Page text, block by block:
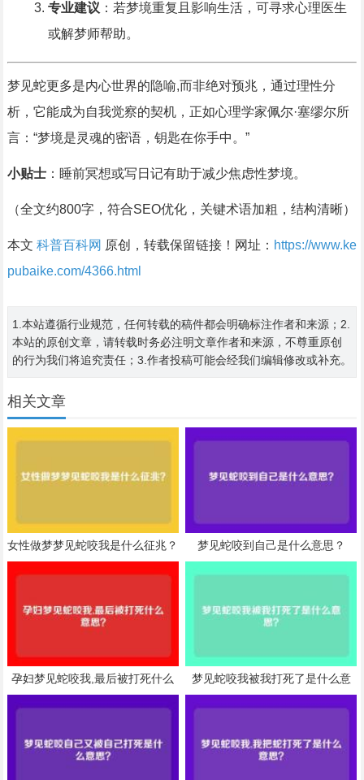
专业建议 ：若梦境重复且影响生活，可寻求心理医生
或解梦师帮助。
梦见蛇更多是内心世界的隐喻,而非绝对预兆，通过理性分
析，它能成为自我觉察的契机，正如心理学家佩尔·塞缪尔所
言：“梦境是灵魂的密语，钥匙在你手中。”
小贴士：睡前冥想或写日记有助于减少焦虑性梦境。
（全文约800字，符合SEO优化，关键术语加粗，结构清晰）
本文 科普百科网 原创，转载保留链接！网址： https://www.ke
pubaike.com/4366.html
1.本站遵循行业规范，任何转载的稿件都会明确标注作者和来源；2.
本站的原创文章，请转载时务必注明文章作者和来源，不尊重原创
的行为我们将追究责任；3.作者投稿可能会经我们编辑修改或补充。
相关文章
女性做梦梦见蛇咬我是什么征兆？ 梦见蛇咬到自己是什么意思？
孕妇梦见蛇咬我,最后被打死什么
意思？
梦见蛇咬我被我打死了是什么意
思？